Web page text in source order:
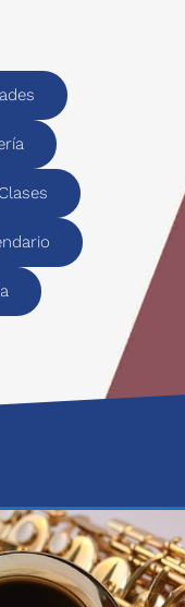
Clases